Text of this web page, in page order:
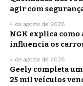
agir com
4 de agosto de 2026
NGK explica como
influencia os
4 de agosto de 2026
Geely completa
25 mil veículos